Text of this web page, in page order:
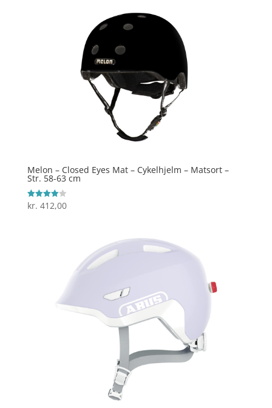
Melon – Closed Eyes Mat – Cykelhjelm – Matsort –
Str. 58-63 cm
Vurderet
4
kr. 412,00